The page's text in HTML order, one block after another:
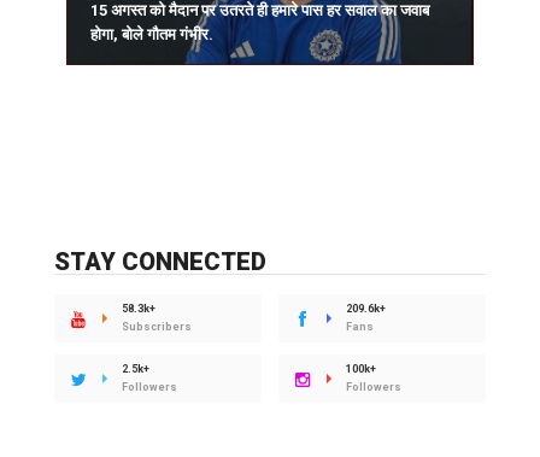
15 अगस्त को मैदान पर उतरते ही हमारे पास हर सवाल का जवाब
होगा, बोले गौतम गंभीर.
STAY CONNECTED
58.3k+
Subscribers
209.6k+
Fans
2.5k+
Followers
100k+
Followers